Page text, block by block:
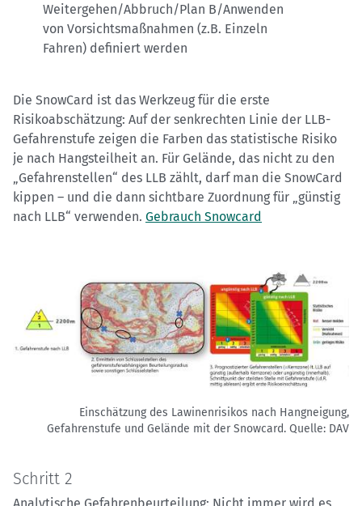
Weitergehen/Abbruch/Plan B/Anwenden
von Vorsichtsmaßnahmen (z.B. Einzeln
Fahren) definiert werden
Die SnowCard ist das Werkzeug für die erste
Risikoabschätzung: Auf der senkrechten Linie der LLB-
Gefahrenstufe zeigen die Farben das statistische Risiko
je nach Hangsteilheit an. Für Gelände, das nicht zu den
„Gefahrenstellen“ des LLB zählt, darf man die SnowCard
kippen – und die dann sichtbare Zuordnung für „günstig
nach LLB“ verwenden. Gebrauch Snowcard
Einschätzung des Lawinenrisikos nach Hangneigung,
Gefahrenstufe und Gelände mit der Snowcard. Quelle: DAV
Schritt 2